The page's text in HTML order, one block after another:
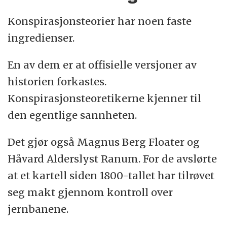
Konspirasjonsteorier har noen faste
ingredienser.
En av dem er at offisielle versjoner av
historien forkastes.
Konspirasjonsteoretikerne kjenner til
den egentlige sannheten.
Det gjør også Magnus Berg Floater og
Håvard Alderslyst Ranum. For de avslørte
at et kartell siden 1800-tallet har tilrøvet
seg makt gjennom kontroll over
jernbanene.